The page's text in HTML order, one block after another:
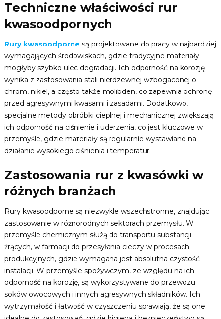
Techniczne właściwości rur
kwasoodpornych
Rury kwasoodporne są projektowane do pracy w najbardziej
wymagających środowiskach, gdzie tradycyjne materiały
mogłyby szybko ulec degradacji. Ich odporność na korozję
wynika z zastosowania stali nierdzewnej wzbogaconej o
chrom, nikiel, a często także molibden, co zapewnia ochronę
przed agresywnymi kwasami i zasadami. Dodatkowo,
specjalne metody obróbki cieplnej i mechanicznej zwiększają
ich odporność na ciśnienie i uderzenia, co jest kluczowe w
przemyśle, gdzie materiały są regularnie wystawiane na
działanie wysokiego ciśnienia i temperatur.
Zastosowania rur z kwasówki w
różnych branżach
Rury kwasoodporne są niezwykle wszechstronne, znajdując
zastosowanie w różnorodnych sektorach przemysłu. W
przemyśle chemicznym służą do transportu substancji
żrących, w farmacji do przesyłania cieczy w procesach
produkcyjnych, gdzie wymagana jest absolutna czystość
instalacji. W przemyśle spożywczym, ze względu na ich
odporność na korozję, są wykorzystywane do przewozu
soków owocowych i innych agresywnych składników. Ich
wytrzymałość i łatwość w czyszczeniu sprawiają, że są one